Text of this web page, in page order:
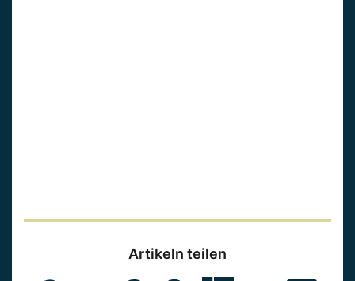
Artikeln teilen